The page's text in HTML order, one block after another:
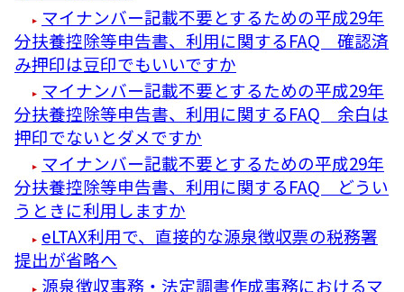
マイナンバー記載不要とするための平成29年
分扶養控除等申告書、利用に関するFAQ 確認済
み押印は豆印でもいいですか
マイナンバー記載不要とするための平成29年
分扶養控除等申告書、利用に関するFAQ 余白は
押印でないとダメですか
マイナンバー記載不要とするための平成29年
分扶養控除等申告書、利用に関するFAQ どうい
うときに利用しますか
eLTAX利用で、直接的な源泉徴収票の税務署
提出が省略へ
源泉徴収事務・法定調書作成事務におけるマ